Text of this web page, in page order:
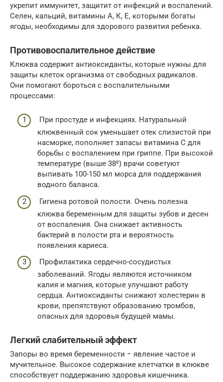
укрепит иммунитет, защитит от инфекций и воспалений.
Селен, кальций, витамины А, К, Е, которыми богаты
ягоды, необходимы для здорового развития ребенка.
Противовоспалительное действие
Клюква содержит антиоксиданты, которые нужны для
защиты клеток организма от свободных радикалов.
Они помогают бороться с воспалительными
процессами:
При простуде и инфекциях. Натуральный
клюквенный сок уменьшает отек слизистой при
насморке, пополняет запасы витамина С для
борьбы с воспалением при гриппе. При высокой
температуре (выше 38⁰) врачи советуют
выпивать 100-150 мл морса для поддержания
водного баланса.
Гигиена ротовой полости. Очень полезна
клюква беременным для защиты зубов и десен
от воспаления. Она снижает активность
бактерий в полости рта и вероятность
появления кариеса.
Профилактика сердечно-сосудистых
заболеваний. Ягоды являются источником
калия и магния, которые улучшают работу
сердца. Антиоксиданты снижают холестерин в
крови, препятствуют образованию тромбов,
опасных для здоровья будущей мамы.
Легкий слабительный эффект
Запоры во время беременности − явление частое и
мучительное. Высокое содержание клетчатки в клюкве
способствует поддержанию здоровья кишечника.